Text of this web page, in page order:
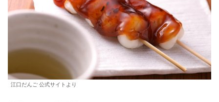
江口だんご 公式サイトより